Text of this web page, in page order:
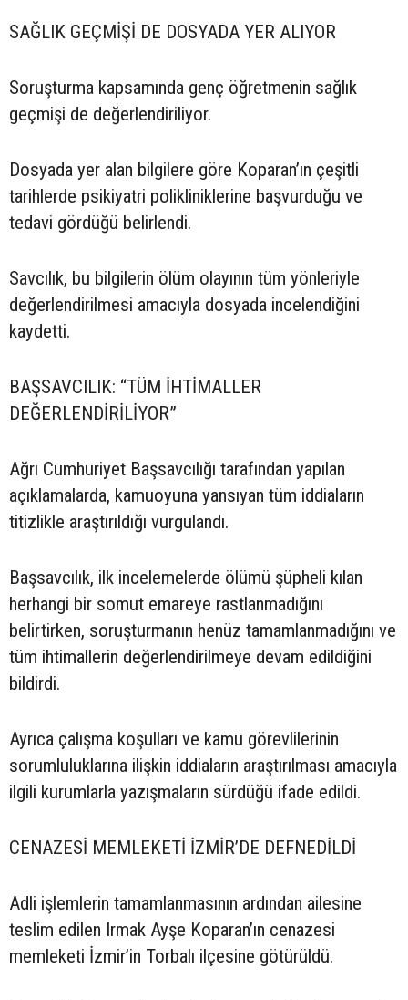
SAĞLIK GEÇMİŞİ DE DOSYADA YER ALIYOR
Soruşturma kapsamında genç öğretmenin sağlık
geçmişi de değerlendiriliyor.
Dosyada yer alan bilgilere göre Koparan’ın çeşitli
tarihlerde psikiyatri polikliniklerine başvurduğu ve
tedavi gördüğü belirlendi.
Savcılık, bu bilgilerin ölüm olayının tüm yönleriyle
değerlendirilmesi amacıyla dosyada incelendiğini
kaydetti.
BAŞSAVCILIK: “TÜM İHTİMALLER
DEĞERLENDİRİLİYOR”
Ağrı Cumhuriyet Başsavcılığı tarafından yapılan
açıklamalarda, kamuoyuna yansıyan tüm iddiaların
titizlikle araştırıldığı vurgulandı.
Başsavcılık, ilk incelemelerde ölümü şüpheli kılan
herhangi bir somut emareye rastlanmadığını
belirtirken, soruşturmanın henüz tamamlanmadığını ve
tüm ihtimallerin değerlendirilmeye devam edildiğini
bildirdi.
Ayrıca çalışma koşulları ve kamu görevlilerinin
sorumluluklarına ilişkin iddiaların araştırılması amacıyla
ilgili kurumlarla yazışmaların sürdüğü ifade edildi.
CENAZESİ MEMLEKETİ İZMİR’DE DEFNEDİLDİ
Adli işlemlerin tamamlanmasının ardından ailesine
teslim edilen Irmak Ayşe Koparan’ın cenazesi
memleketi İzmir’in Torbalı ilçesine götürüldü.